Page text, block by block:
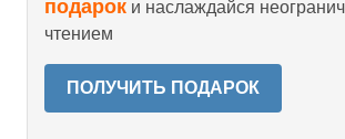
подарок и наслаждайся
чтением
ПОЛУЧИТЬ ПОДАРОК